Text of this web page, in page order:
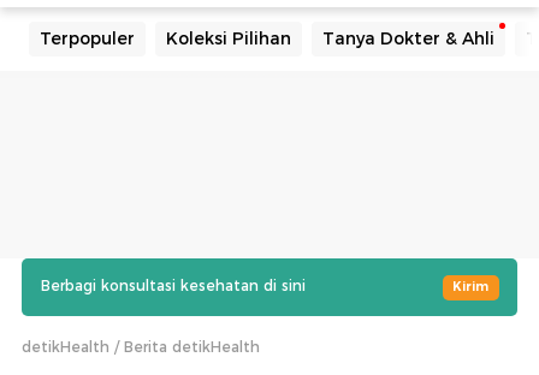
Terpopuler Koleksi Pilihan Tanya Dokter & Ahli
Berbagi konsultasi kesehatan di sini Kirim
detikHealth Berita detikHealth